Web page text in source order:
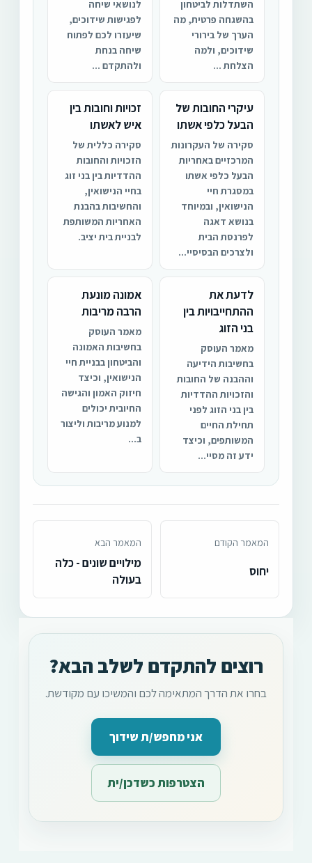
השתדלות לביטחון
בהשגחה פרטית, מה
הערך של בירורי
שידוכים, ולמה
הצלחת ...
לנושאי שיחה
לפגישות שידוכים,
שיעזרו לכם לפתוח
שיחה בנחת
ולהתקדם ...
עיקרי החובות של
הבעל כלפי אשתו
סקירה של העקרונות
המרכזיים באחריות
הבעל כלפי אשתו
במסגרת חיי
הנישואין, ובמיוחד
בנושא דאגה
לפרנסת הבית
ולצרכים הבסיסיי...
זכויות וחובות בין
איש לאשתו
סקירה כללית של
הזכויות והחובות
ההדדיות בין בני זוג
בחיי הנישואין,
והחשיבות בהבנת
האחריות המשותפת
לבניית בית יציב.
לדעת את
ההתחייבויות בין
בני הזוג
מאמר העוסק
בחשיבות הידיעה
וההבנה של החובות
והזכויות ההדדיות
בין בני הזוג לפני
תחילת החיים
המשותפים, וכיצד
ידע זה מסיי...
אמונה מונעת
הרבה מריבות
מאמר העוסק
בחשיבות האמונה
והביטחון בבניית חיי
הנישואין, וכיצד
חיזוק האמון והגישה
החיובית יכולים
למנוע מריבות וליצור
ב...
המאמר הקודם
יחוס
המאמר הבא
מילויים שונים - כלה
בעולה
רוצים להתקדם לשלב הבא?
בחרו את הדרך המתאימה לכם והמשיכו עם מקודשת.
אני מחפש/ת שידוך
הצטרפות כשדכן/ית